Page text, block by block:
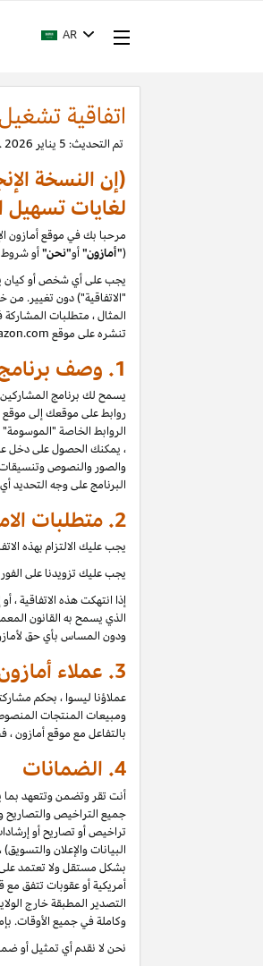
AR
اتفاقية
تم التحديث: 5 يناير 2026 . (الشركاء الحاليون، راجع التغييرات.)
(إن النسخة
لغايات
مرحبا بك في موقع أمازون
(
"أمازون"أو"نحن"أو شروط
يجب على أي شخص أو كيان
المثال ، متطلبات المشاركة
تنشره على موقع Amazon.com بإرشادات منتدى أمازون، بما في ذلك حظر تقييمات المستخدمين التي يتم إنشاؤها أو تحريرها أو إزالتها مقابل تعويض. يرجى قراءة السياسات والإرشادات بعناية
1. وصف برنامج الشركاء
يسمح لك برنامج
روابط على موقعك إلى موقع أمازون في الجدول ۱ أو ، إن أمكن للموقع ، أي موقع
الروابط الخاصة "الموسومة"
، يمكنك الحصول على دخل
والصور والنصوص وتنسيقات
البرنامج على وجه
2. متطلبات الامتثال لبرنامج المشاركين
يجب عليك الالتزام بهذه
يجب عليك تزويدنا على
إذا انتهكت هذه الاتفاقية
الذي يسمح به القانون
ودون المساس بأي حق
3. عملاء
عملاؤنا ليسوا ، بحكم
ومبيعات المنتجات
بالتفاعل مع موقع أمازون
4. الضمانات
أنت تقر وتضمن وتتعهد بما
جميع التراخيص والتصاريح
تراخيص أو تصاريح أو
البيانات والإعلان
بشكل مستقل ولا تعتمد
أمريكية أو عقوبات تتفق
التصدير المطبقة خارج
وكاملة في جميع الأوقات.
نحن لا نقدم أي تمثيل أو